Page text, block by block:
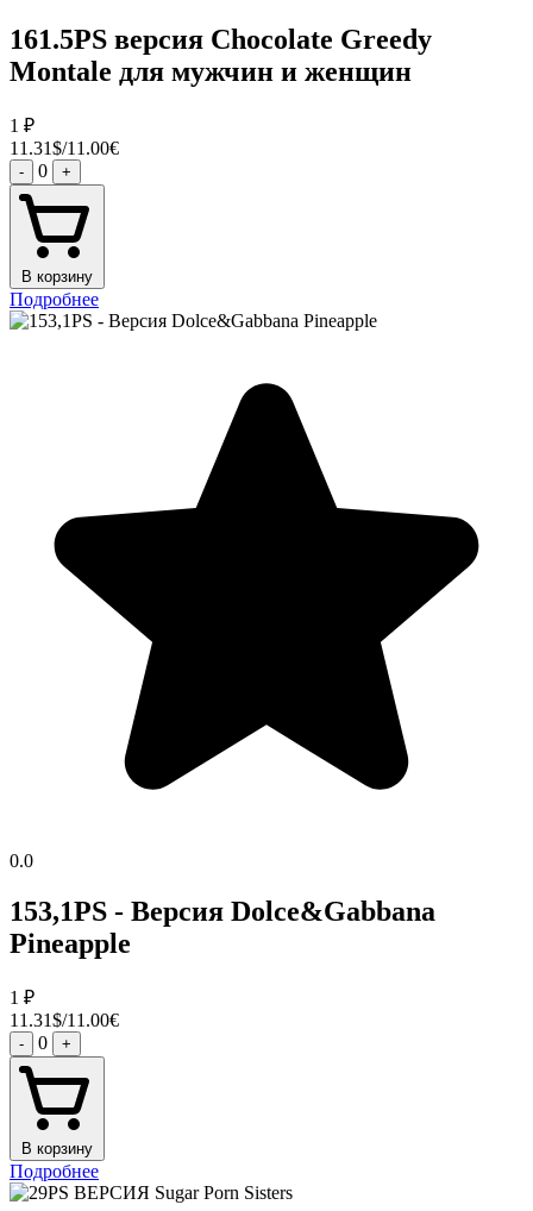
161.5PS версия Chocolate Greedy
Montale для мужчин и женщин
1 ₽
11.31$/11.00€
- 0 +
В корзину
Подробнее
0.0
153,1PS - Версия Dolce&Gabbana
Pineapple
1 ₽
11.31$/11.00€
- 0 +
В корзину
Подробнее